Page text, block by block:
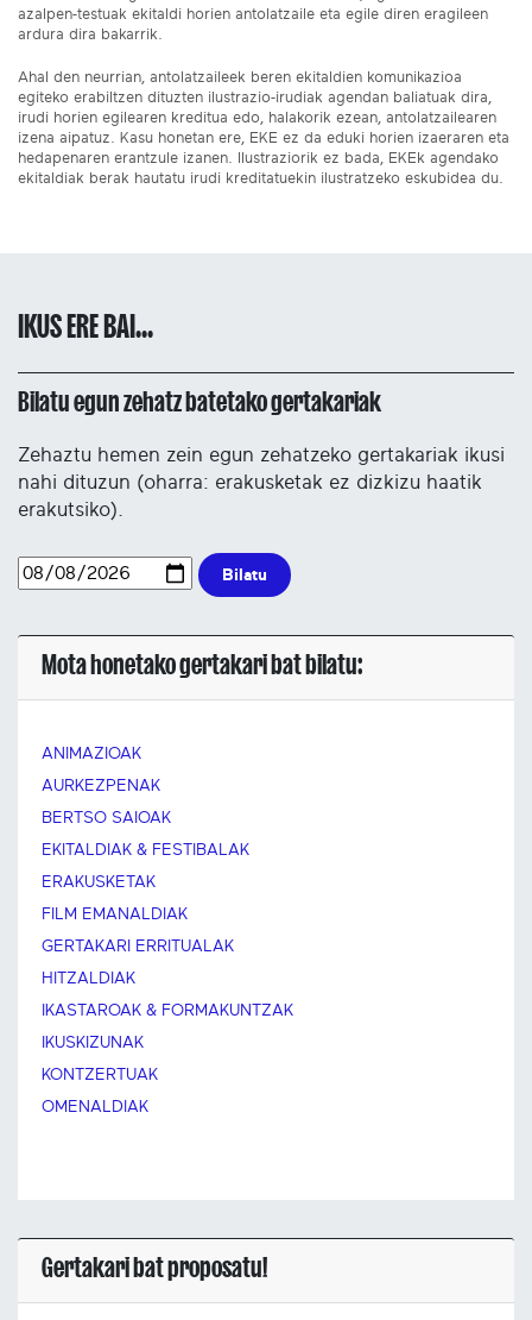
azalpen-testuak ekitaldi horien antolatzaile eta egile diren eragileen
ardura dira bakarrik.
Ahal den neurrian, antolatzaileek beren ekitaldien komunikazioa
egiteko erabiltzen dituzten ilustrazio-irudiak agendan baliatuak dira,
irudi horien egilearen kreditua edo, halakorik ezean, antolatzailearen
izena aipatuz. Kasu honetan ere, EKE ez da eduki horien izaeraren eta
hedapenaren erantzule izanen. Ilustraziorik ez bada, EKEk agendako
ekitaldiak berak hautatu irudi kreditatuekin ilustratzeko eskubidea du.
IKUS ERE BAI...
Bilatu egun zehatz batetako gertakariak
Zehaztu hemen zein egun zehatzeko gertakariak ikusi
nahi dituzun (oharra: erakusketak ez dizkizu haatik
erakutsiko).
Bilatu
Mota honetako gertakari bat bilatu:
ANIMAZIOAK
AURKEZPENAK
BERTSO SAIOAK
EKITALDIAK & FESTIBALAK
ERAKUSKETAK
FILM EMANALDIAK
GERTAKARI ERRITUALAK
HITZALDIAK
IKASTAROAK & FORMAKUNTZAK
IKUSKIZUNAK
KONTZERTUAK
OMENALDIAK
Gertakari bat proposatu!